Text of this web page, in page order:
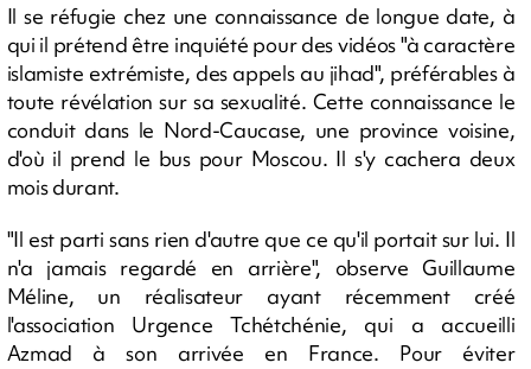
Il se réfugie chez une connaissance de longue date, à
qui il prétend être inquiété pour des vidéos "à caractère
islamiste extrémiste, des appels au jihad", préférables à
toute révélation sur sa sexualité. Cette connaissance le
conduit dans le Nord-Caucase, une province voisine,
d'où il prend le bus pour Moscou. Il s'y cachera deux
mois durant.
"Il est parti sans rien d'autre que ce qu'il portait sur lui. Il
n'a jamais regardé en arrière", observe Guillaume
Méline, un réalisateur ayant récemment créé
l'association Urgence Tchétchénie, qui a accueilli
Azmad à son arrivée en France. Pour éviter